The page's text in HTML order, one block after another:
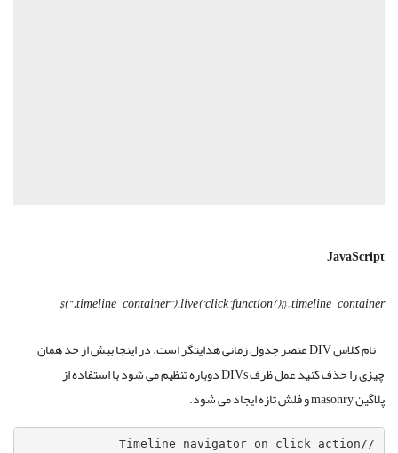
JavaScript
$(“.timeline_container”).live(‘click’,function(){}–timeline_container
نام کلاس DIV عنصر جدول زمانی هدایتگر است. در اینجا بیش از حد همان
چیزی را حذف کنید عمل ظرف DIVs دوباره تنظیم می شود با استفاده از
پلاگین masonry و فلش تازه ایجاد می شود.
//Timeline navigator on click action